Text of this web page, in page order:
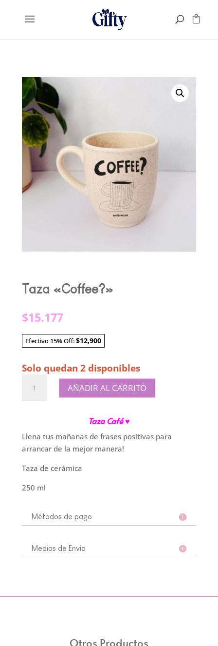
Taza «Coffee?»
$15.177
Efectivo 15% Off:$12,900
Solo quedan 2 disponibles
"Coffee?"
AÑADIR AL CARRITO
Taza Café♥
Llena tus mañanas de frases positivas para
arrancar de la mejor manera!
Taza de cerámica
250 ml
Métodos de pago
Medios de Envío
Otros Productos